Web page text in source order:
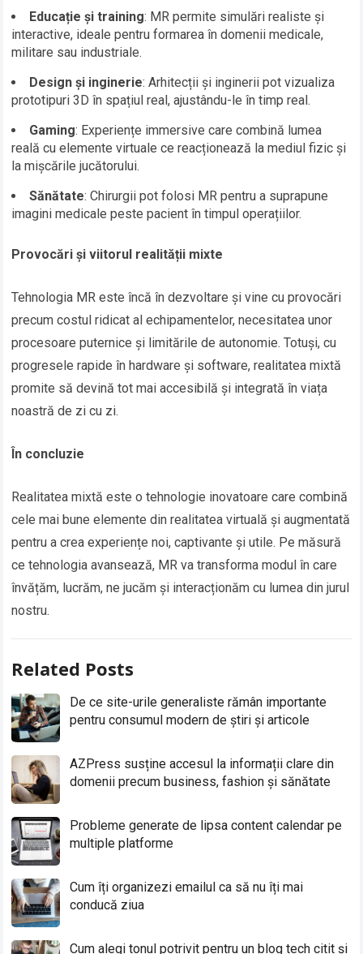
Educație și training: MR permite simulări realiste și
interactive, ideale pentru formarea în domenii medicale,
militare sau industriale.
Design și inginerie: Arhitecții și inginerii pot vizualiza
prototipuri 3D în spațiul real, ajustându-le în timp real.
Gaming: Experiențe immersive care combină lumea
reală cu elemente virtuale ce reacționează la mediul fizic și
la mișcările jucătorului.
Sănătate: Chirurgii pot folosi MR pentru a suprapune
imagini medicale peste pacient în timpul operațiilor.
Provocări și viitorul realității mixte
Tehnologia MR este încă în dezvoltare și vine cu provocări
precum costul ridicat al echipamentelor, necesitatea unor
procesoare puternice și limitările de autonomie. Totuși, cu
progresele rapide în hardware și software, realitatea mixtă
promite să devină tot mai accesibilă și integrată în viața
noastră de zi cu zi.
În concluzie
Realitatea mixtă este o tehnologie inovatoare care combină
cele mai bune elemente din realitatea virtuală și augmentată
pentru a crea experiențe noi, captivante și utile. Pe măsură
ce tehnologia avansează, MR va transforma modul în care
învățăm, lucrăm, ne jucăm și interacționăm cu lumea din jurul
nostru.
Related Posts
De ce site-urile generaliste rămân importante
pentru consumul modern de știri și articole
AZPress susține accesul la informații clare din
domenii precum business, fashion și sănătate
Probleme generate de lipsa content calendar pe
multiple platforme
Cum îți organizezi emailul ca să nu îți mai
conducă ziua
Cum alegi tonul potrivit pentru un blog tech citit și